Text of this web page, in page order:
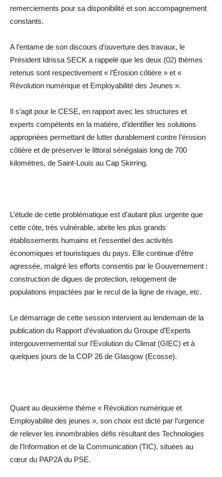
remerciements pour sa disponibilité et son accompagnement
constants.
A l’entame de son discours d’ouverture des travaux, le
Président Idrissa SECK a rappelé que les deux (02) thèmes
retenus sont respectivement « l’Érosion côtière » et «
Révolution numérique et Employabilité des Jeunes ».
Il s’agit pour le CESE, en rapport avec les structures et
experts compétents en la matière, d’identifier les solutions
appropriées permettant de lutter durablement contre l’érosion
côtière et de préserver le littoral sénégalais long de 700
kilomètres, de Saint-Louis au Cap Skirring.
L’étude de cette problématique est d’autant plus urgente que
cette côte, très vulnérable, abrite les plus grands
établissements humains et l’essentiel des activités
économiques et touristiques du pays. Elle continue d’être
agressée, malgré les efforts consentis par le Gouvernement :
construction de digues de protection, relogement de
populations impactées par le recul de la ligne de rivage, etc.
Le démarrage de cette session intervient au lendemain de la
publication du Rapport d’évaluation du Groupe d’Experts
intergouvernemental sur l’Evolution du Climat (GIEC) et à
quelques jours de la COP 26 de Glasgow (Ecosse).
Quant au deuxième thème « Révolution numérique et
Employabilité des jeunes », son choix est dicté par l’urgence
de relever les innombrables défis résultant des Technologies
de l’Information et de la Communication (TIC), situées au
cœur du PAP2A du PSE.